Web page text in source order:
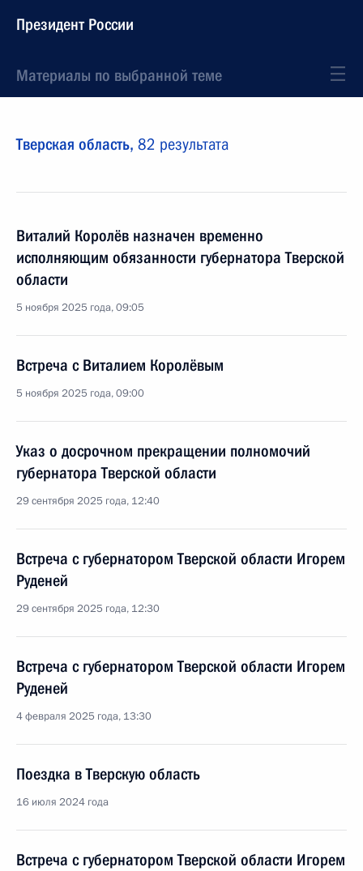
Президент России
Материалы по выбранной теме
Тверская область, 82 результата
Виталий Королёв назначен временно
исполняющим обязанности губернатора Тверской
области
5 ноября 2025 года, 09:05
Встреча с Виталием Королёвым
5 ноября 2025 года, 09:00
Указ о досрочном прекращении полномочий
губернатора Тверской области
29 сентября 2025 года, 12:40
Встреча с губернатором Тверской области Игорем
Руденей
29 сентября 2025 года, 12:30
Встреча с губернатором Тверской области Игорем
Руденей
4 февраля 2025 года, 13:30
Поездка в Тверскую область
16 июля 2024 года
Встреча с губернатором Тверской области Игорем